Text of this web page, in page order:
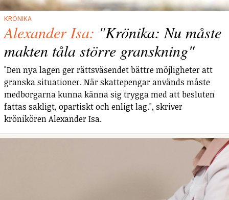
KRÖNIKA
Alexander Isa: "Krönika: Nu måste
makten tåla större granskning"
"Den nya lagen ger rättsväsendet bättre möjligheter att
granska situationer. När skattepengar används måste
medborgarna kunna känna sig trygga med att besluten
fattas sakligt, opartiskt och enligt lag.", skriver
krönikören Alexander Isa.